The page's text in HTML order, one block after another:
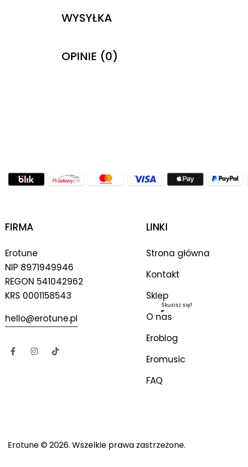
WYSYŁKA
OPINIE (0)
FIRMA
Erotune
NIP 8971949946
REGON 541042962
KRS 0001158543
hello@erotune.pl
LINKI
Strona główna
Kontakt
Sklep
O nas
Skusisz się?
Eroblog
Eromusic
FAQ
Erotune© 2026. Wszelkie prawa zastrzeżone.